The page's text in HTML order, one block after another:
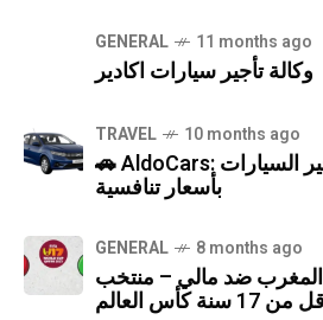
GENERAL 11 months ago
وكالة تأجير سيارات اكادير
TRAVEL 10 months ago
🚗 AldoCars: أفضل خدمة لتأجير السيارات
بأسعار تنافسية
GENERAL 8 months ago
المغرب ضد مالي – منتخب
17 سنة كأس العالم